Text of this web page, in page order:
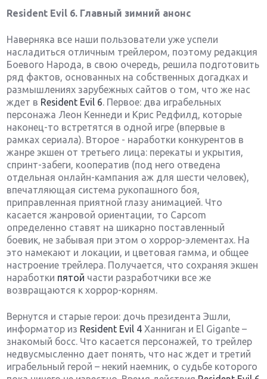
Resident Evil 6. Главный зимний анонс
Наверняка все наши пользователи уже успели
насладиться отличным трейлером, поэтому редакция
Боевого Народа, в свою очередь, решила подготовить
ряд фактов, основанных на собственных догадках и
размышлениях зарубежных сайтов о том, что же нас
ждет в Resident Evil 6. Первое: два играбельных
персонажа Леон Кеннеди и Крис Редфилд, которые
наконец-то встретятся в одной игре (впервые в
рамках сериала). Второе - наработки конкурентов в
жанре экшен от третьего лица: перекаты и укрытия,
спринт-забеги, кооператив (под него отведена
отдельная онлайн-кампания аж для шести человек),
впечатляющая система рукопашного боя,
приправленная приятной глазу анимацией. Что
касается жанровой ориентации, то Capcom
определенно ставят на шикарно поставленный
боевик, не забывая при этом о хоррор-элементах. На
это намекают и локации, и цветовая гамма, и общее
настроение трейлера. Получается, что сохраняя экшен
наработки пятой части разработчики все же
возвращаются к хоррор-корням.
Вернутся и старые герои: дочь президента Эшли,
информатор из Resident Evil 4 Ханниган и El Gigante –
знакомый босс. Что касается персонажей, то трейлер
недвусмысленно дает понять, что нас ждет и третий
играбельный герой – некий наемник, о судьбе которого